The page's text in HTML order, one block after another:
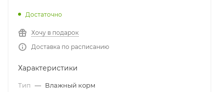
Достаточно
Хочу в подарок
Доставка по расписанию
Характеристики
Тип — Влажный корм